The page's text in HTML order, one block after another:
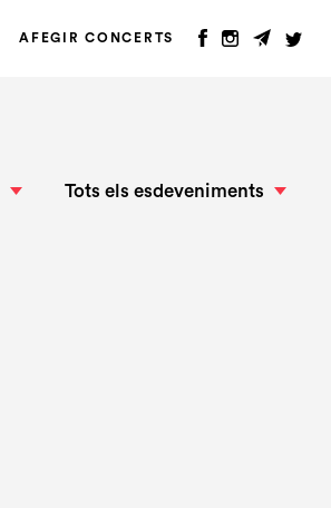
AFEGIR CONCERTS
Tots els esdeveniments